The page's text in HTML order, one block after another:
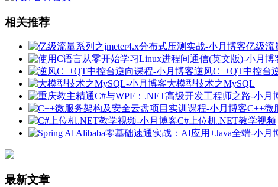
相关推荐
亿级流
逆风C++QT中控台
大模型技术之MySQL
C++微
C#上位机.NET教学视频
最新文章